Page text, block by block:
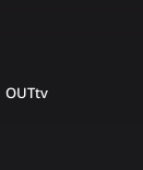
OUTtv